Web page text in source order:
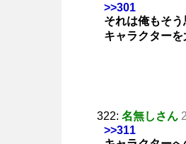
>>301
それは俺もそう
キャラクター
322: 名無しさん
>>311